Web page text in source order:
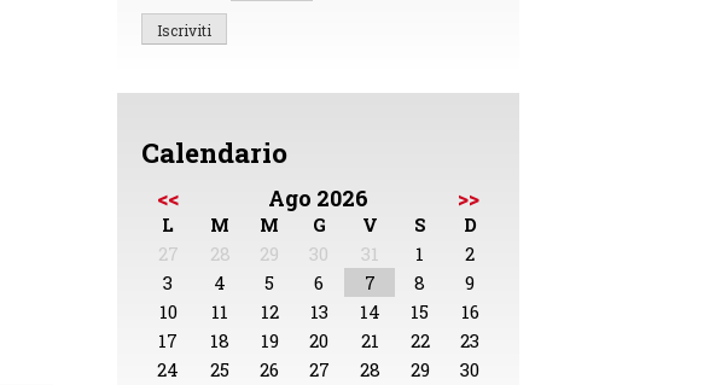
Calendario
<< Ago 2026 >>
L M M G V S
D
27
28 29 30 31 1
2
3
4 5 6 7 8
9
10
11 12 13 14 15
16
17
18 19 20 21 22
23
24
25 26 27 28 29
30